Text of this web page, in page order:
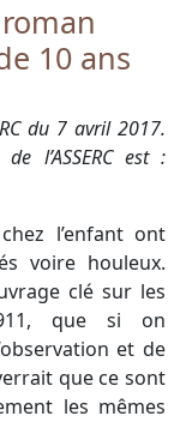
10 ans
du 7 avril 2017.
l’ASSERC est :
l’enfant ont
voire houleux.
clé sur les
que si on
et de
que ce sont
les mêmes